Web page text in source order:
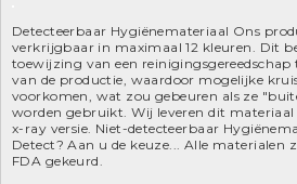
Detecteerbaar Hygiënemateriaal Ons
verkrijgbaar in maximaal 12 kleuren. Dit
toewijzing van een
van de productie, waardoor mogelijke
voorkomen, wat zou gebeuren als ze
worden gebruikt. Wij leveren dit materiaal
x-ray versie. Niet-detecteerbaar
Detect? Aan u de keuze... Alle materialen
FDA gekeurd.